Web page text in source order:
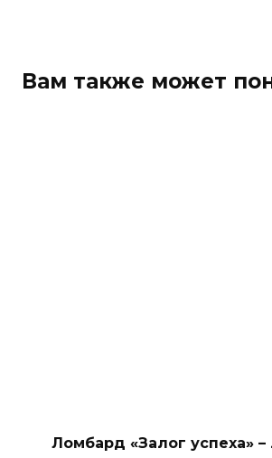
Вам также может
Ломбард «Залог успеха»